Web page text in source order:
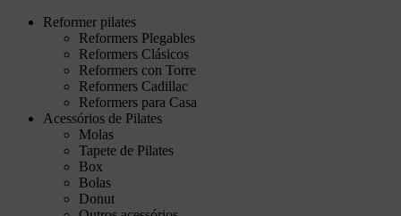
Reformer pilates
Reformers Plegables
Reformers Clásicos
Reformers con Torre
Reformers Cadillac
Reformers para Casa
Acessórios de Pilates
Molas
Tapete de Pilates
Box
Bolas
Donut